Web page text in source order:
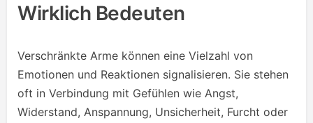
Wirklich Bedeuten
Verschränkte Arme können eine Vielzahl von
Emotionen und Reaktionen signalisieren. Sie stehen
oft in Verbindung mit Gefühlen wie Angst,
Widerstand, Anspannung, Unsicherheit, Furcht oder